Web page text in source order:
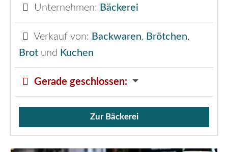
Unternehmen: Bäckerei
Verkauf von: Backwaren, Brötchen,
Brot und Kuchen
Gerade geschlossen:
Verkauf von Brötchen,
Zur Bäckerei